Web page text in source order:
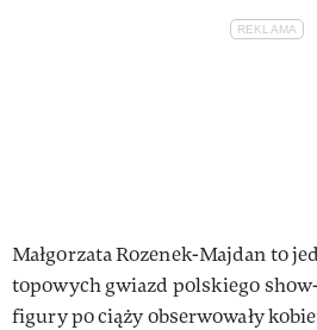
Małgorzata Rozenek-Majdan to
topowych gwiazd polskiego
figury po ciąży obserwowały